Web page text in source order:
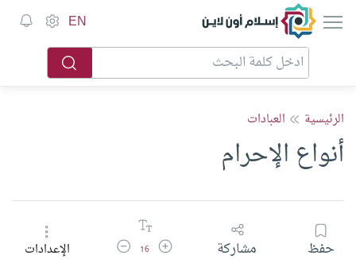
إسلام أون لاين EN
الرئيسية العبادات
أنواع الإحرام
حفظ مشاركة زيادة حجم الخط
16 تقليل حجم الخطالإعدادات